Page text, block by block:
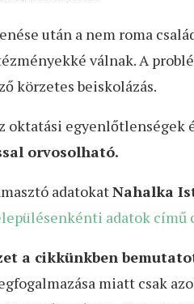
után a nem roma
válnak. A
körzetes beiskolázás.
oktatási egyenlőtlenségek
orvosolható.
adatokatNahalka
adatok című
a cikkünkben
miatt csak